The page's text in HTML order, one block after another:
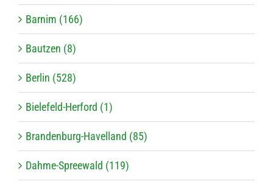
Barnim (166)
Bautzen (8)
Berlin (528)
Bielefeld-Herford (1)
Brandenburg-Havelland (85)
Dahme-Spreewald (119)